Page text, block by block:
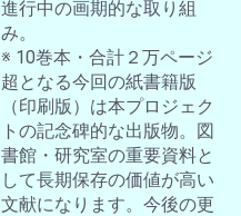
進行中の画期的な取り組
み。
※ 10巻本・合計２万ページ
超となる今回の紙書籍版
（印刷版）は本プロジェク
トの記念碑的な出版物。図
書館・研究室の重要資料と
して長期保存の価値が高い
文献になります。今後の更